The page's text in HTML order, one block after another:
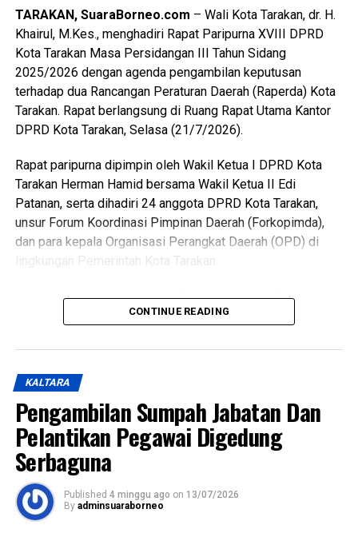
Wali Kota juga mengajak Forkopimda, perangkat daerah
dan lainnya untuk terus memperkuat sinergi dalam
mendukung pelaksanaan tugas Sekretaris Daerah
sehingga berbagai persoalan pembangunan dan pelayanan
publik di Kota Tarakan dapat diselesaikan secara optimal.
(Adv/Mandu)
Bagikan ke
WhatsApp 0 Facebook 0
Messenger 0
TARAKAN, SuaraBorneo.com – Wali Kota Tarakan, dr. H.
Khairul, M.Kes., menghadiri Rapat Paripurna XVIII DPRD
Kota Tarakan Masa Persidangan III Tahun Sidang
2025/2026 dengan agenda pengambilan keputusan
terhadap dua Rancangan Peraturan Daerah (Raperda) Kota
Tarakan. Rapat berlangsung di Ruang Rapat Utama Kantor
DPRD Kota Tarakan, Selasa (21/7/2026).
Rapat paripurna dipimpin oleh Wakil Ketua I DPRD Kota
Tarakan Herman Hamid bersama Wakil Ketua II Edi
Patanan, serta dihadiri 24 anggota DPRD Kota Tarakan,
unsur Forum Koordinasi Pimpinan Daerah (Forkopimda),
dan para kepala Organisasi Perangkat Daerah (OPD) di
lingkungan Pemerintah Kota Tarakan.
Dalam kesempatan tersebut, Pemerintah Kota Tarakan
menyampaikan persetujuan terhadap Rancangan Peraturan
Peraturan Daerah. Raperda tersebut dinilai telah melalui
seluruh tahapan pembahasan bersama DPRD, mulai dari
penyampaian pandangan, saran, hingga proses
harmonisasi dan fasilitasi sesuai ketentuan peraturan
perundang-undangan. Regulasi ini juga dinilai selaras
dengan visi dan misi Pemerintah Kota Tarakan dalam
mewujudkan kota yang cerdas, berdaya saing, dan
sejahtera, khususnya melalui penguatan sektor
kepemudaan, seni budaya, dan olahraga.
CONTINUE READING
KALTARA
Pengambilan Sumpah Jabatan Dan
Pelantikan Pegawai Digedung
Serbaguna
Published 4 minggu ago on 13/07/2026
By adminsuaraborneo